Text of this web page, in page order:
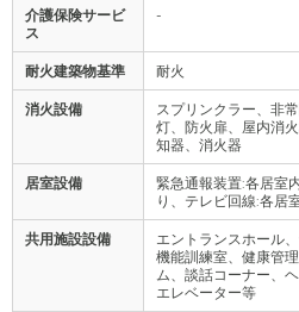
介護保険サービ
ス
-
耐火建築物基準 耐火
消火設備
スプリンクラー、非
灯、防火扉、屋内消
知器、消火器
居室設備
緊急通報装置:各居室
り、テレビ回線:各居
共用施設設備
エントランスホール
機能訓練室、健康管
ム、談話コーナー、
エレベーター等